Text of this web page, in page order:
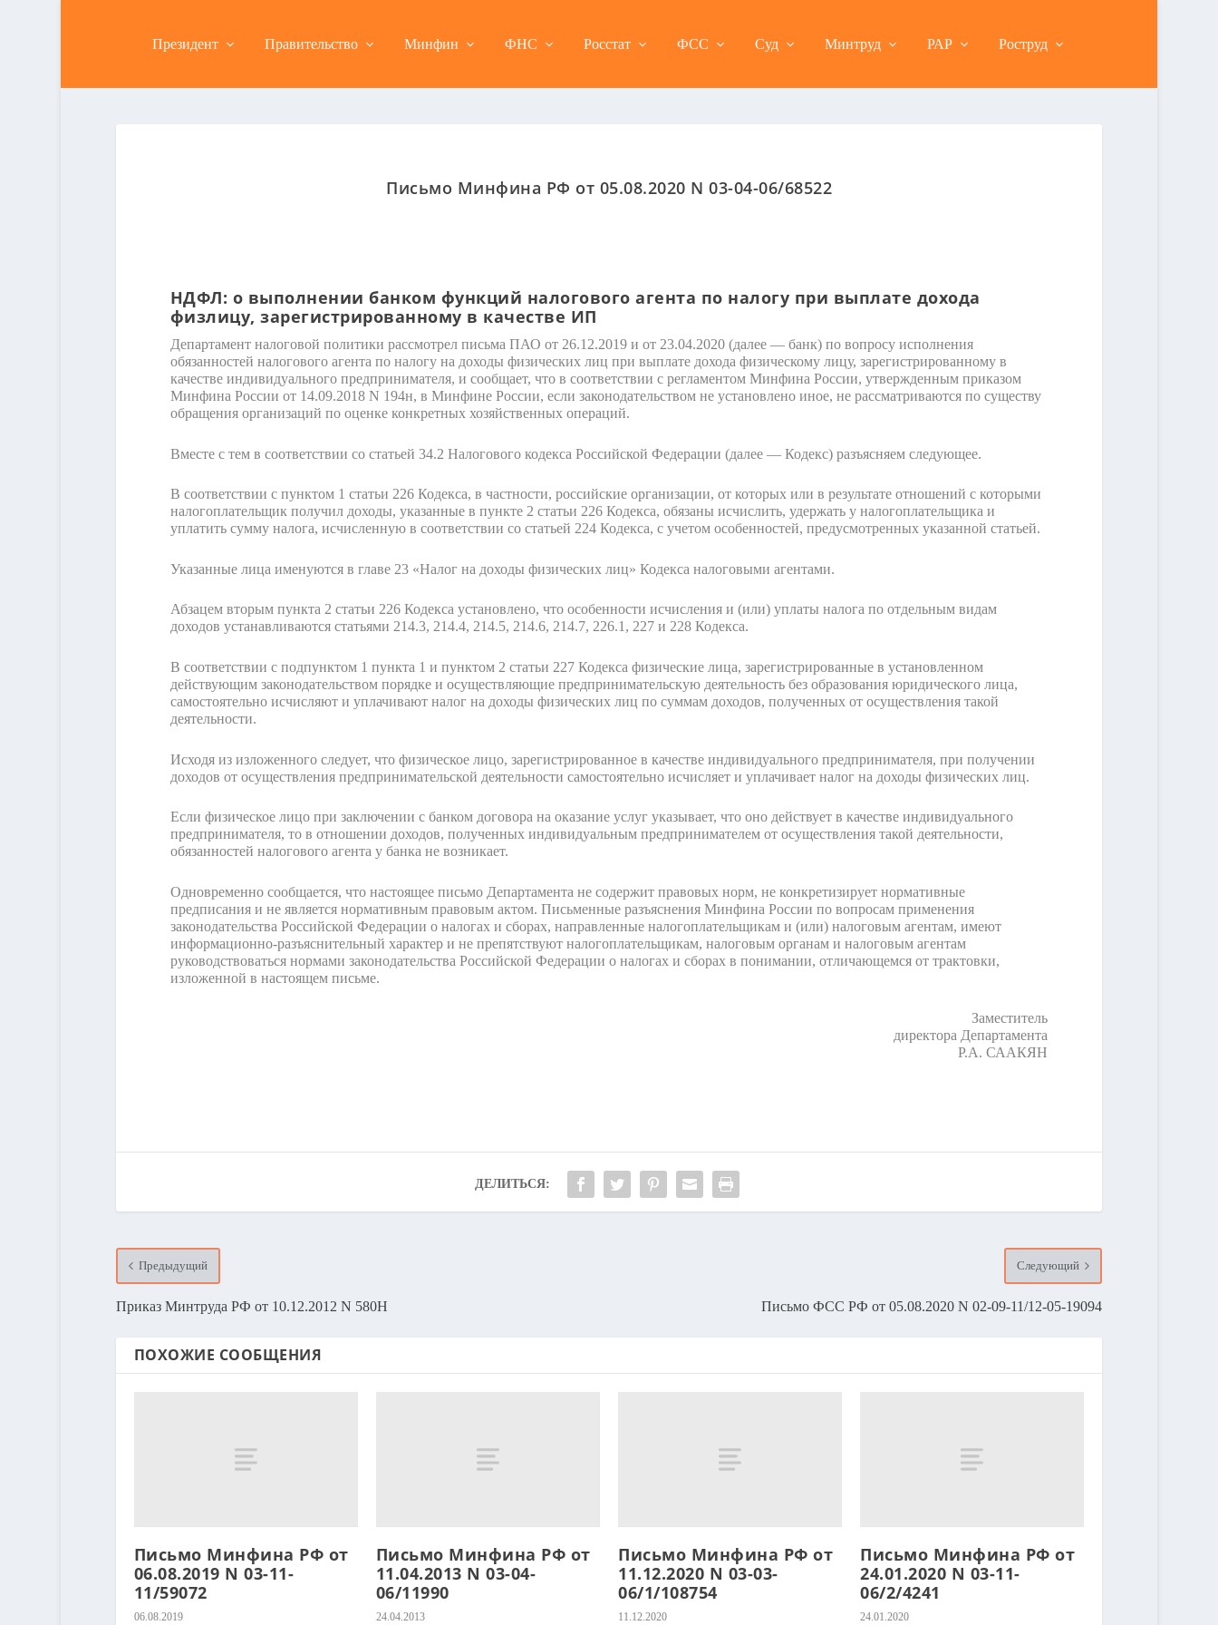
Президент Правительство Минфин ФНС Росстат ФСС Суд Минтруд РАР Роструд
Письмо Минфина РФ от 05.08.2020 N 03-04-06/68522
НДФЛ: о выполнении банком функций налогового агента по налогу при выплате дохода
физлицу, зарегистрированному в качестве ИП
Департамент налоговой политики рассмотрел письма ПАО от 26.12.2019 и от 23.04.2020 (далее — банк) по вопросу исполнения
обязанностей налогового агента по налогу на доходы физических лиц при выплате дохода физическому лицу, зарегистрированному в
качестве индивидуального предпринимателя, и сообщает, что в соответствии с регламентом Минфина России, утвержденным приказом
Минфина России от 14.09.2018 N 194н, в Минфине России, если законодательством не установлено иное, не рассматриваются по существу
обращения организаций по оценке конкретных хозяйственных операций.
Вместе с тем в соответствии со статьей 34.2 Налогового кодекса Российской Федерации (далее — Кодекс) разъясняем следующее.
В соответствии с пунктом 1 статьи 226 Кодекса, в частности, российские организации, от которых или в результате отношений с которыми
налогоплательщик получил доходы, указанные в пункте 2 статьи 226 Кодекса, обязаны исчислить, удержать у налогоплательщика и
уплатить сумму налога, исчисленную в соответствии со статьей 224 Кодекса, с учетом особенностей, предусмотренных указанной статьей.
Указанные лица именуются в главе 23 «Налог на доходы физических лиц» Кодекса налоговыми агентами.
Абзацем вторым пункта 2 статьи 226 Кодекса установлено, что особенности исчисления и (или) уплаты налога по отдельным видам
доходов устанавливаются статьями 214.3, 214.4, 214.5, 214.6, 214.7, 226.1, 227 и 228 Кодекса.
В соответствии с подпунктом 1 пункта 1 и пунктом 2 статьи 227 Кодекса физические лица, зарегистрированные в установленном
действующим законодательством порядке и осуществляющие предпринимательскую деятельность без образования юридического лица,
самостоятельно исчисляют и уплачивают налог на доходы физических лиц по суммам доходов, полученных от осуществления такой
деятельности.
Исходя из изложенного следует, что физическое лицо, зарегистрированное в качестве индивидуального предпринимателя, при получении
доходов от осуществления предпринимательской деятельности самостоятельно исчисляет и уплачивает налог на доходы физических лиц.
Если физическое лицо при заключении с банком договора на оказание услуг указывает, что оно действует в качестве индивидуального
предпринимателя, то в отношении доходов, полученных индивидуальным предпринимателем от осуществления такой деятельности,
обязанностей налогового агента у банка не возникает.
Одновременно сообщается, что настоящее письмо Департамента не содержит правовых норм, не конкретизирует нормативные
предписания и не является нормативным правовым актом. Письменные разъяснения Минфина России по вопросам применения
законодательства Российской Федерации о налогах и сборах, направленные налогоплательщикам и (или) налоговым агентам, имеют
информационно-разъяснительный характер и не препятствуют налогоплательщикам, налоговым органам и налоговым агентам
руководствоваться нормами законодательства Российской Федерации о налогах и сборах в понимании, отличающемся от трактовки,
изложенной в настоящем письме.
Заместитель
директора Департамента
Р.А. СААКЯН
ДЕЛИТЬСЯ:
Предыдущий
Приказ Минтруда РФ от 10.12.2012 N 580Н
Следующий
Письмо ФСС РФ от 05.08.2020 N 02-09-11/12-05-19094
ПОХОЖИЕ СООБЩЕНИЯ
Письмо Минфина РФ от
06.08.2019 N 03-11-
11/59072
06.08.2019
Письмо Минфина РФ от
11.04.2013 N 03-04-
06/11990
24.04.2013
Письмо Минфина РФ от
11.12.2020 N 03-03-
06/1/108754
11.12.2020
Письмо Минфина РФ от
24.01.2020 N 03-11-
06/2/4241
24.01.2020